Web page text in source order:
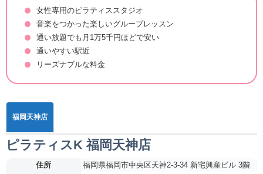
女性専用のピラティススタジオ
音楽をつかった楽しいグループレッスン
通い放題でも月1万5千円ほどで安い
通いやすい駅近
リーズナブルな料金
福岡天神店
ピラティスK 福岡天神店
住所 福岡県福岡市中央区天神2-3-34 新宅興産ビル 3階